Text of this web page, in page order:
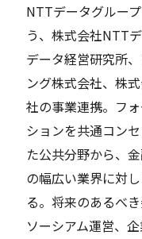
NTTデータグルー
う、株式会社NTT
データ経営研究所
ング株式会社、株
社の事業連携。フ
ションを共通コン
た公共分野から、
の幅広い業界に対
る。将来のあるべ
ソーシアム運営、